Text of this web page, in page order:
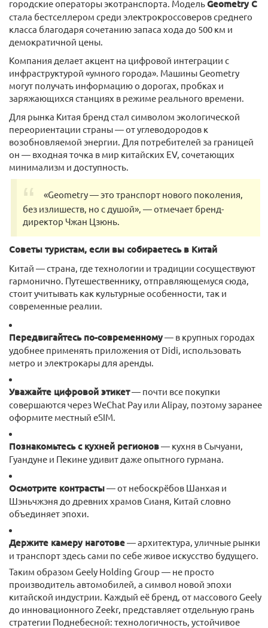
городские операторы экотранспорта. МодельGeometry C
стала бестселлером среди электрокроссоверов среднего
класса благодаря сочетанию запаса хода до 500 км и
демократичной цены.
Компания делает акцент на цифровой интеграции с
инфраструктурой «умного города». Машины Geometry
могут получать информацию о дорогах, пробках и
заряжающихся станциях в режиме реального времени.
Для рынка Китая бренд стал символом экологической
переориентации страны — от углеводородов к
возобновляемой энергии. Для потребителей за границей
он — входная точка в мир китайских EV, сочетающих
минимализм и доступность.
«Geometry — это транспорт нового поколения,
без излишеств, но с душой», — отмечает бренд-
директор Чжан Цзюнь.
Советы туристам, если вы собираетесь в Китай
Китай — страна, где технологии и традиции сосуществуют
гармонично. Путешественнику, отправляющемуся сюда,
стоит учитывать как культурные особенности, так и
современные реалии.
Передвигайтесь по-современному— в крупных городах
удобнее применять приложения от Didi, использовать
метро и электрокары для аренды.
Уважайте цифровой этикет— почти все покупки
совершаются через WeChat Pay или Alipay, поэтому заранее
оформите местный eSIM.
Познакомьтесь с кухней регионов— кухня в Сычуани,
Гуандуне и Пекине удивит даже опытного гурмана.
Осмотрите контрасты— от небоскрёбов Шанхая и
Шэньчжэня до древних храмов Сианя, Китай словно
объединяет эпохи.
Держите камеру наготове— архитектура, уличные рынки
и транспорт здесь сами по себе живое искусство будущего.
Таким образом Geely Holding Group — не просто
производитель автомобилей, а символ новой эпохи
китайской индустрии. Каждый её бренд, от массового Geely
до инновационного Zeekr, представляет отдельную грань
стратегии Поднебесной: технологичность, устойчивое